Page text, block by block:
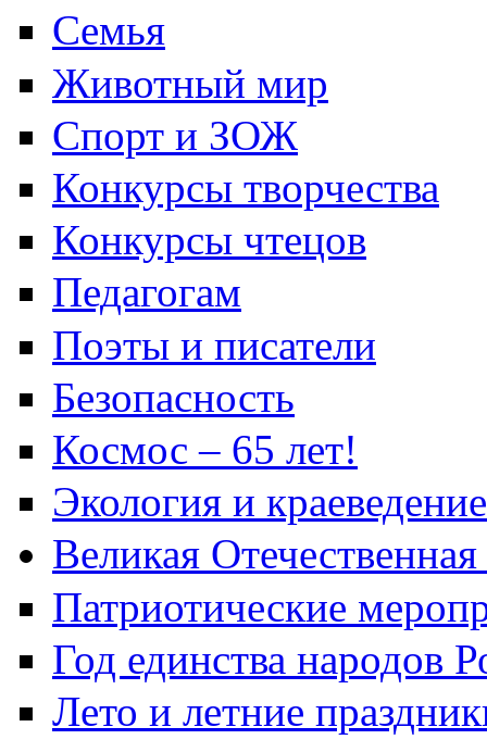
Семья
Животный мир
Спорт и ЗОЖ
Конкурсы творчества
Конкурсы чтецов
Педагогам
Поэты и писатели
Безопасность
Космос – 65 лет!
Экология и краеведение
Великая
Патриотические
Год единства народов
Лето и летние